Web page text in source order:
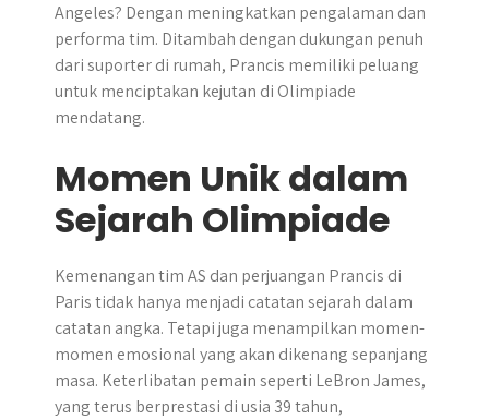
Angeles? Dengan meningkatkan pengalaman dan
performa tim. Ditambah dengan dukungan penuh
dari suporter di rumah, Prancis memiliki peluang
untuk menciptakan kejutan di Olimpiade
mendatang.
Momen Unik dalam
Sejarah Olimpiade
Kemenangan tim AS dan perjuangan Prancis di
Paris tidak hanya menjadi catatan sejarah dalam
catatan angka. Tetapi juga menampilkan momen-
momen emosional yang akan dikenang sepanjang
masa. Keterlibatan pemain seperti LeBron James,
yang terus berprestasi di usia 39 tahun,